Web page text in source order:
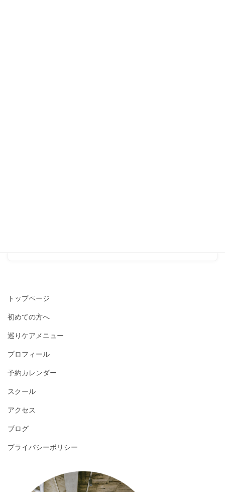
トップページ
初めての方へ
巡りケアメニュー
プロフィール
予約カレンダー
スクール
アクセス
ブログ
プライバシーポリシー